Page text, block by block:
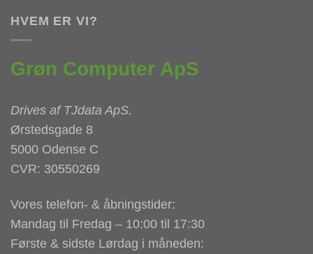
HVEM ER VI?
Grøn Computer ApS
Drives af TJdata ApS.
Ørstedsgade 8
5000 Odense C
CVR: 30550269
Vores telefon- & åbningstider:
Mandag til Fredag – 10:00 til 17:30
Første & sidste Lørdag i måneden: